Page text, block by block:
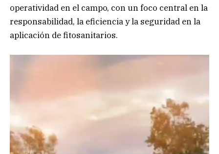
operatividad en el campo, con un foco central en la
responsabilidad, la eficiencia y la seguridad en la
aplicación de fitosanitarios.